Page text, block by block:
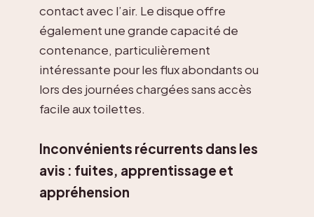
contact avec l’air. Le disque offre
également une grande capacité de
contenance, particulièrement
intéressante pour les flux abondants ou
lors des journées chargées sans accès
facile aux toilettes.
Inconvénients récurrents dans les
avis : fuites, apprentissage et
appréhension